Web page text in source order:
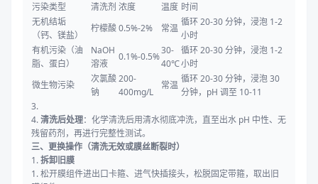
污染类型
清洗剂 浓度 温度 时间
无机结垢
（钙、镁盐）
柠檬酸0.5%-2% 常温
循环 20-30 分钟，浸泡 1-2
小时
有机污染（油
脂、蛋白）
NaOH
溶液
0.1%-0.5%
30-
40℃
循环 20-30 分钟，浸泡 1-2
小时
微生物污染
次氯酸
钠
200-
400mg/L
常温
循环 20-30 分钟，浸泡 30
分钟，pH 调至 10-11
3.
4.清洗后处理：化学清洗后用清水彻底冲洗，直至出水 pH 中性、无
残留药剂，再进行完整性测试。
三、更换操作（清洗无效或膜丝断裂时）
1.拆卸旧膜
1. 松开膜组件进出口卡箍、进气快插接头，松脱固定带箍，取出旧